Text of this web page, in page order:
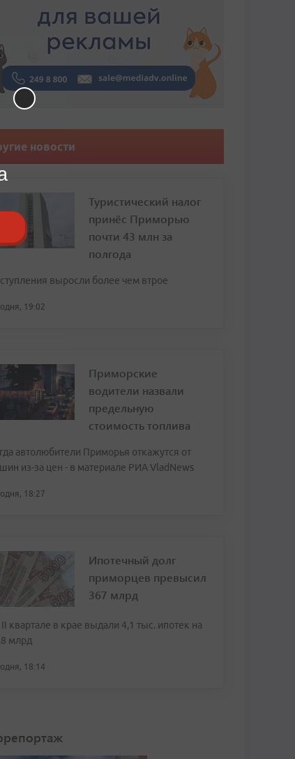
новости
Туристический налог
принёс Приморью
почти 43 млн за
полгода
выросли более чем втрое
19:02
Приморские
водители назвали
предельную
стоимость топлива
автолюбители Приморья откажутся от
из-за цен - в материале РИА VladNews
18:27
Ипотечный долг
приморцев превысил
367 млрд
квартале в крае выдали 4,1 тыс. ипотек на
млрд
18:14